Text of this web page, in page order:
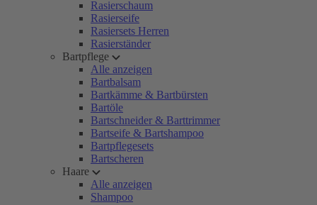
Rasierschaum
Rasierseife
Rasiersets Herren
Rasierständer
Bartpflege
Alle anzeigen
Bartbalsam
Bartkämme & Bartbürsten
Bartöle
Bartschneider & Barttrimmer
Bartseife & Bartshampoo
Bartpflegesets
Bartscheren
Haare
Alle anzeigen
Shampoo